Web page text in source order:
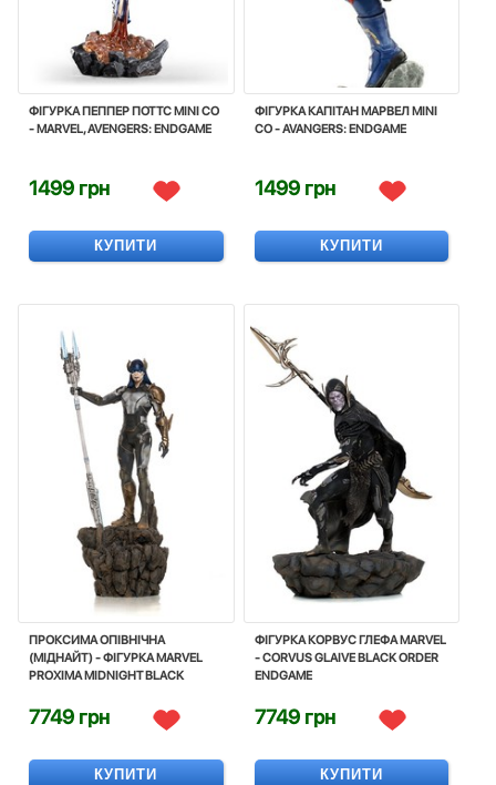
ФІГУРКА ПЕППЕР ПОТТС MINI CO
- MARVEL, AVENGERS: ENDGAME
1499 грн
КУПИТИ
ФІГУРКА КАПІТАН МАРВЕЛ MINI
CO - AVANGERS: ENDGAME
1499 грн
КУПИТИ
ПРОКСИМА ОПІВНІЧНА
(МІДНАЙТ) - ФІГУРКА MARVEL
PROXIMA MIDNIGHT BLACK
7749 грн
КУПИТИ
ФІГУРКА КОРВУС ГЛЕФА MARVEL
- CORVUS GLAIVE BLACK ORDER
ENDGAME
7749 грн
КУПИТИ